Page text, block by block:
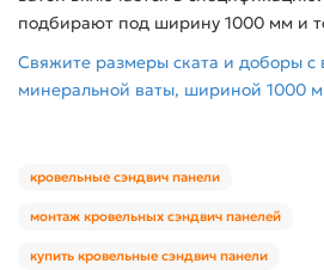
подбирают под ширину 1000 мм и
Свяжите размеры ската и доборы с
минеральной ваты, шириной 1000
кровельные сэндвич панели
монтаж кровельных сэндвич панелей
купить кровельные сэндвич панели